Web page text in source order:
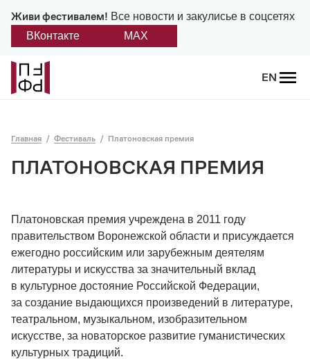
Живи фестивалем! Все новости и закулисье в соцсетях
ВКонтакте
MAX
EN
Назад
Платонов
Положение о фестивале
Дирекция
Платоновская премия
Отчеты и документы
Главная Фестиваль Платоновская премия
ПЛАТОНОВСКАЯ ПРЕМИЯ
Платоновская премия учреждена в 2011 году
правительством Воронежской области и присуждается
ежегодно российским или зарубежным деятелям
литературы и искусства за значительный вклад
в культурное достояние Российской Федерации,
за создание выдающихся произведений в литературе,
театральном, музыкальном, изобразительном
искусстве, за новаторское развитие гуманистических
культурных традиций.